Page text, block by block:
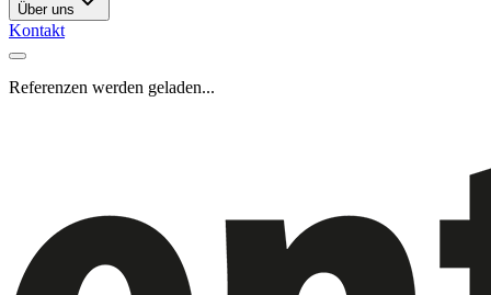
Über uns
Kontakt
Referenzen werden geladen...